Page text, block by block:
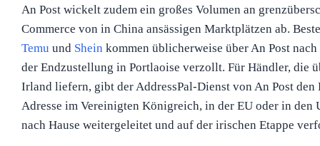
An Post wickelt zudem ein großes Volumen an
Commerce von in China ansässigen Marktplätzen ab.
Temu und Shein kommen üblicherweise über An Post
der Endzustellung in Portlaoise verzollt. Für Händler, die
Irland liefern, gibt der AddressPal-Dienst von An Post
Adresse im Vereinigten Königreich, in der EU oder in den
nach Hause weitergeleitet und auf der irischen Etappe